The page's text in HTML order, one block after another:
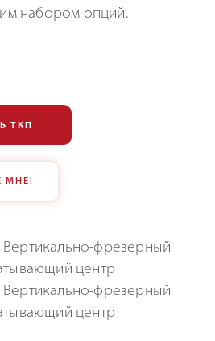
набором опций.
ТКП
МНЕ!